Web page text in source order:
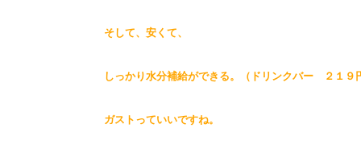
そして、安くて、
しっかり水分補給ができる。（ドリンクバー ２１９
ガストっていいですね。